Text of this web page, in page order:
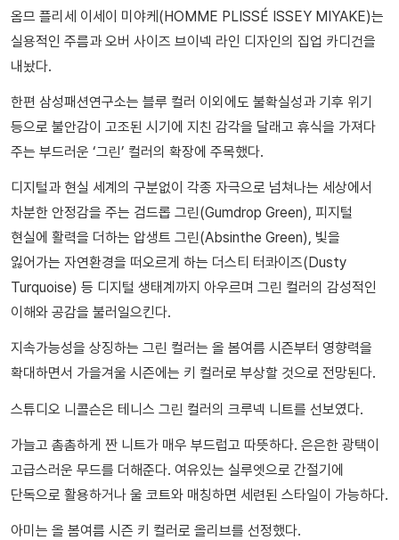
옴므 플리세 이세이 미야케(HOMME PLISSÉ ISSEY MIYAKE)는
실용적인 주름과 오버 사이즈 브이넥 라인 디자인의 집업 카디건을
내놨다.
한편 삼성패션연구소는 블루 컬러 이외에도 불확실성과 기후 위기
등으로 불안감이 고조된 시기에 지친 감각을 달래고 휴식을 가져다
주는 부드러운 ‘그린’ 컬러의 확장에 주목했다.
디지털과 현실 세계의 구분없이 각종 자극으로 넘쳐나는 세상에서
차분한 안정감을 주는 검드롭 그린(Gumdrop Green), 피지털
현실에 활력을 더하는 압생트 그린(Absinthe Green), 빛을
잃어가는 자연환경을 떠오르게 하는 더스티 터콰이즈(Dusty
Turquoise) 등 디지털 생태계까지 아우르며 그린 컬러의 감성적인
이해와 공감을 불러일으킨다.
지속가능성을 상징하는 그린 컬러는 올 봄여름 시즌부터 영향력을
확대하면서 가을겨울 시즌에는 키 컬러로 부상할 것으로 전망된다.
스튜디오 니콜슨은 테니스 그린 컬러의 크루넥 니트를 선보였다.
가늘고 촘촘하게 짠 니트가 매우 부드럽고 따뜻하다. 은은한 광택이
고급스러운 무드를 더해준다. 여유있는 실루엣으로 간절기에
단독으로 활용하거나 울 코트와 매칭하면 세련된 스타일이 가능하다.
아미는 올 봄여름 시즌 키 컬러로 올리브를 선정했다.